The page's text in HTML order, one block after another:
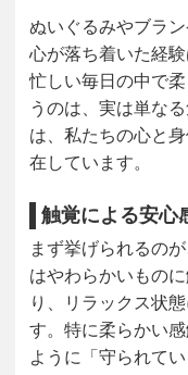
ぬいぐるみやブラ
心が落ち着いた経
忙しい毎日の中で
うのは、実は単な
は、私たちの心と
在しています。
触覚による安心
まず挙げられるの
はやわらかいもの
り、リラックス状
す。特に柔らかい
ように「守られて